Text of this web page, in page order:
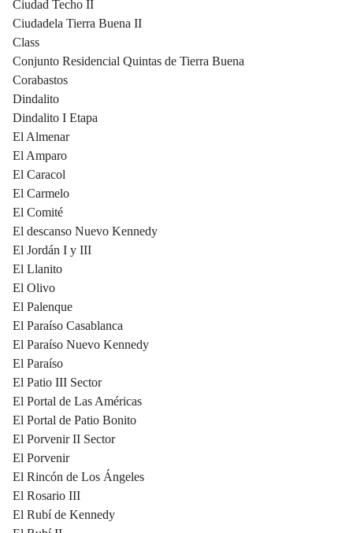
Ciudad Techo II
Ciudadela Tierra Buena II
Class
Conjunto Residencial Quintas de Tierra Buena
Corabastos
Dindalito
Dindalito I Etapa
El Almenar
El Amparo
El Caracol
El Carmelo
El Comité
El descanso Nuevo Kennedy
El Jordán I y III
El Llanito
El Olivo
El Palenque
El Paraíso Casablanca
El Paraíso Nuevo Kennedy
El Paraíso
El Patio III Sector
El Portal de Las Américas
El Portal de Patio Bonito
El Porvenir II Sector
El Porvenir
El Rincón de Los Ángeles
El Rosario III
El Rubí de Kennedy